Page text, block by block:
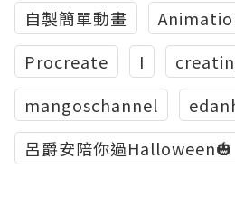
自製簡單動畫
Procreate
I
mangoschannel
呂爵安陪你過Halloween🎃